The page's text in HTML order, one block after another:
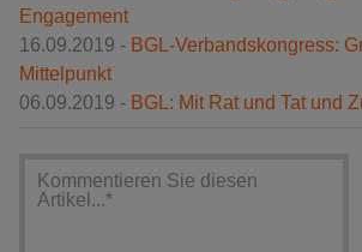
Engagement
16.09.2019 - BGL-Verbandskongress:
Mittelpunkt
06.09.2019 - BGL: Mit Rat und Tat und